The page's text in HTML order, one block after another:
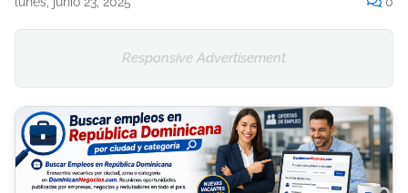
Responsive Advertisement